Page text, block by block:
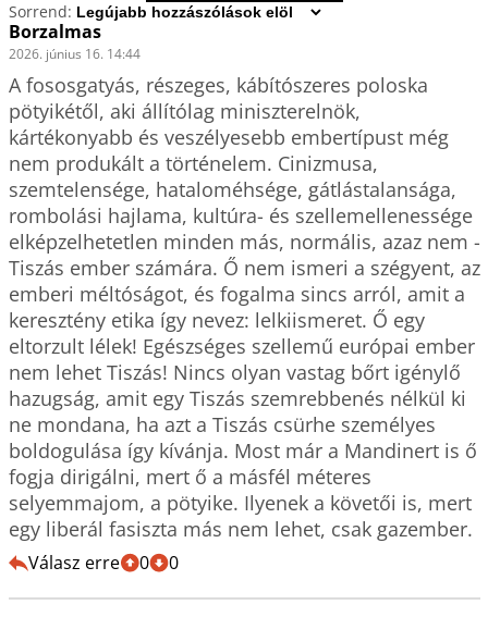
Sorrend:
Borzalmas
2026. június 16. 14:44
A fososgatyás, részeges, kábítószeres poloska
pötyikétől, aki állítólag miniszterelnök,
kártékonyabb és veszélyesebb embertípust még
nem produkált a történelem. Cinizmusa,
szemtelensége, hataloméhsége, gátlástalansága,
rombolási hajlama, kultúra- és szellemellenessége
elképzelhetetlen minden más, normális, azaz nem -
Tiszás ember számára. Ő nem ismeri a szégyent, az
emberi méltóságot, és fogalma sincs arról, amit a
keresztény etika így nevez: lelkiismeret. Ő egy
eltorzult lélek! Egészséges szellemű európai ember
nem lehet Tiszás! Nincs olyan vastag bőrt igénylő
hazugság, amit egy Tiszás szemrebbenés nélkül ki
ne mondana, ha azt a Tiszás csürhe személyes
boldogulása így kívánja. Most már a Mandinert is ő
fogja dirigálni, mert ő a másfél méteres
selyemmajom, a pötyike. Ilyenek a követői is, mert
egy liberál fasiszta más nem lehet, csak gazember.
Válasz erre 0 0